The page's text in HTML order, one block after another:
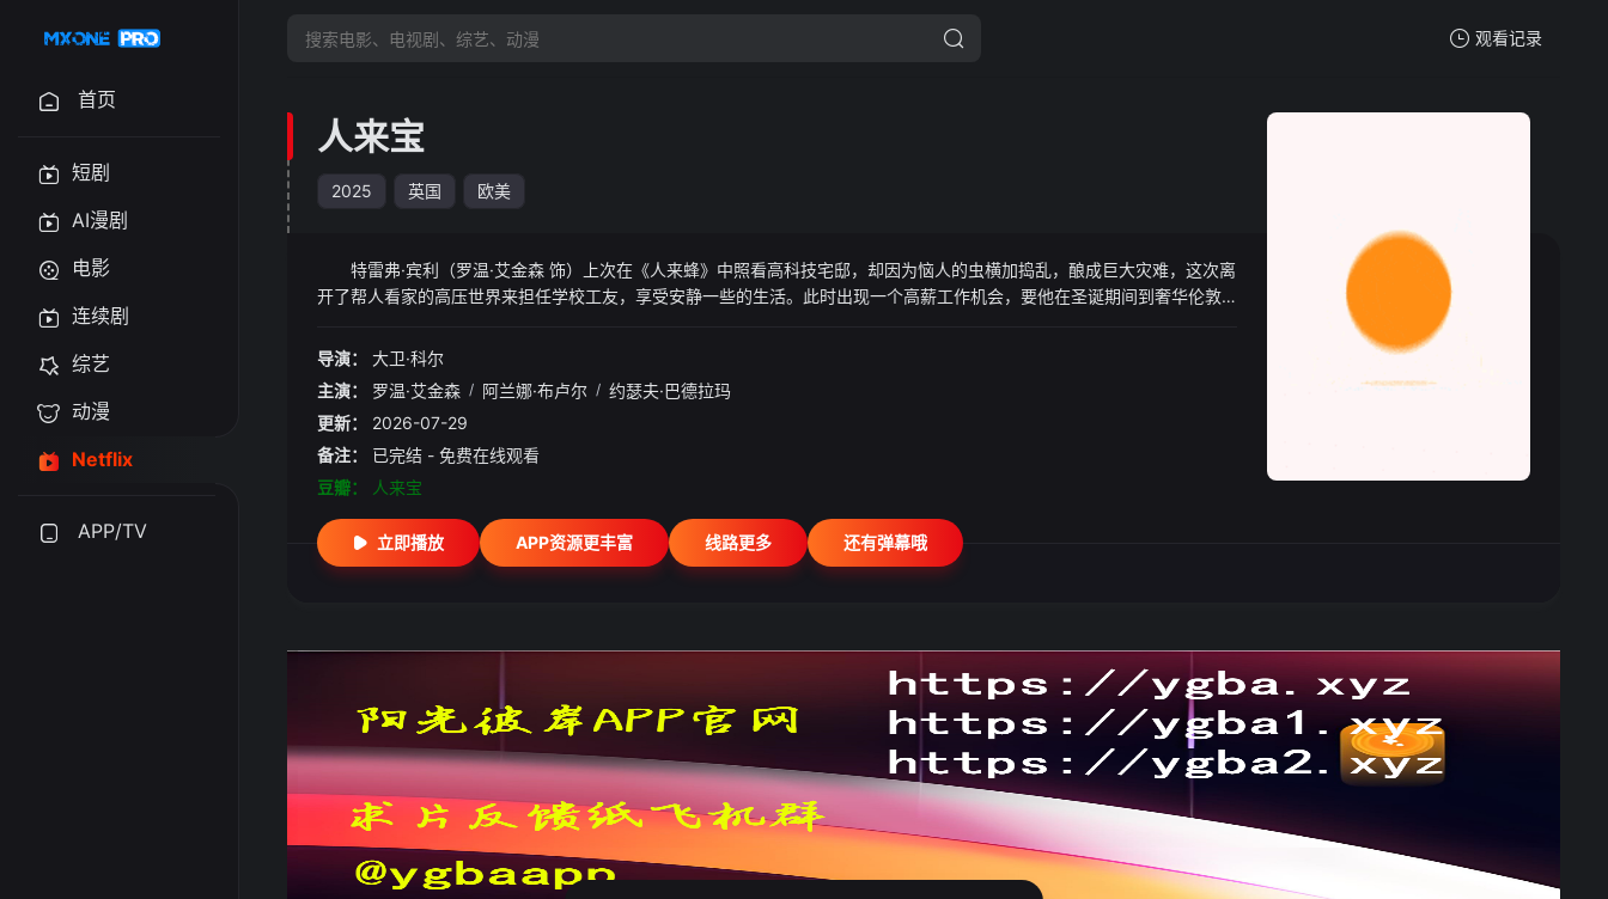
观看记录
暂无观看影片的记录
首页
短剧
AI漫剧
电影
连续剧
综艺
动漫
Netflix
APP/TV
人来宝
2025 英国 欧美
特雷弗·宾利（罗温·艾金森 饰）上次在《人来蜂》中照看高科技宅邸，却因为恼人的虫横加捣乱，酿成巨大灾难，这次离
开了帮人看家的高压世界来担任学校工友，享受安静一些的生活。此时出现一个高薪工作机会，要他在圣诞期间到奢华伦敦
一位出乎意料的小同伴。这下他得照看顶楼公寓，还得照顾小宝宝，特雷弗还能享受他期待的平静圣诞吗？又或者这个佳节
导演：
大卫·科尔
主演：
罗温·艾金森 / 阿兰娜·布卢尔 / 约瑟夫·巴德拉玛
更新：
2026-07-29
备注：
已完结 - 免费在线观看
豆瓣：
人来宝
立即播放 APP资源更丰富 线路更多 还有弹幕哦